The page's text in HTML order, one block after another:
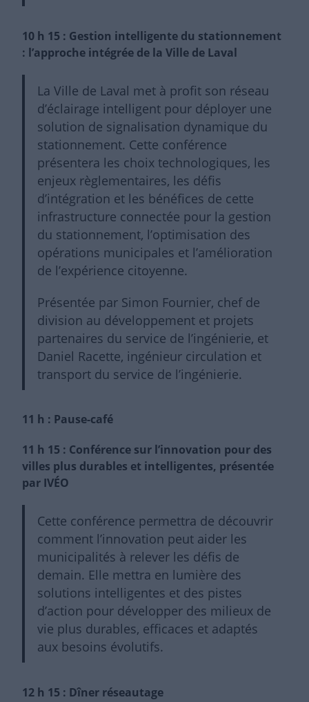
10 h 15 : Gestion intelligente du stationnement
: l’approche intégrée de la Ville de Laval
La Ville de Laval met à profit son réseau
d’éclairage intelligent pour déployer une
solution de signalisation dynamique du
stationnement. Cette conférence
présentera les choix technologiques, les
enjeux règlementaires, les défis
d’intégration et les bénéfices de cette
infrastructure connectée pour la gestion
du stationnement, l’optimisation des
opérations municipales et l’amélioration
de l’expérience citoyenne.
Présentée par Simon Fournier, chef de
division au développement et projets
partenaires du service de l’ingénierie, et
Daniel Racette, ingénieur circulation et
transport du service de l’ingénierie.
11 h : Pause-café
11 h 15 : Conférence sur l’innovation pour des
villes plus durables et intelligentes, présentée
par IVÉO
Cette conférence permettra de découvrir
comment l’innovation peut aider les
municipalités à relever les défis de
demain. Elle mettra en lumière des
solutions intelligentes et des pistes
d’action pour développer des milieux de
vie plus durables, efficaces et adaptés
aux besoins évolutifs.
12 h 15 : Dîner réseautage